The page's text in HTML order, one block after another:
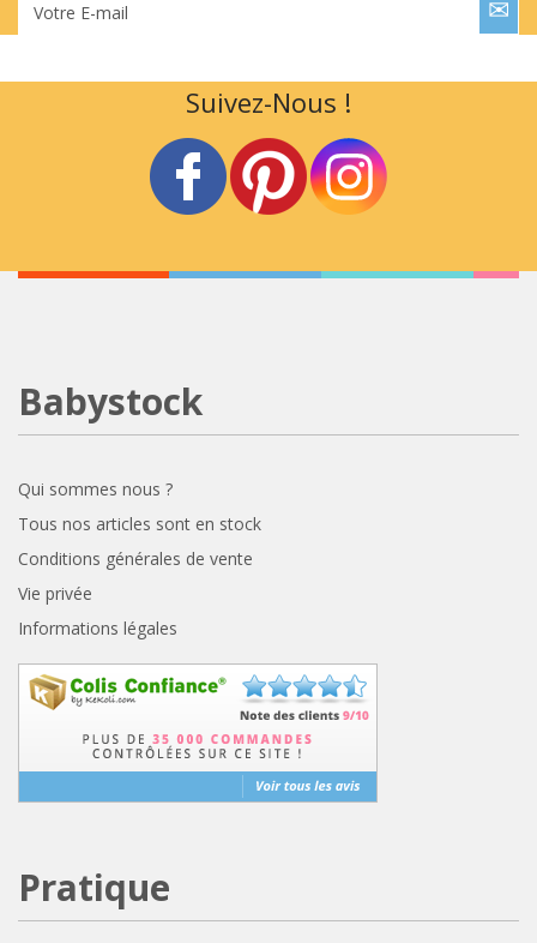
Votre E-mail
Suivez-Nous !
Babystock
Qui sommes nous ?
Tous nos articles sont en stock
Conditions générales de vente
Vie privée
Informations légales
Pratique